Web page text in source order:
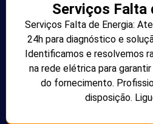
Serviços Falta
Serviços Falta de Energia:
24h para diagnóstico e
Identificamos e resolvemos
na rede elétrica para
do fornecimento.
disposição.